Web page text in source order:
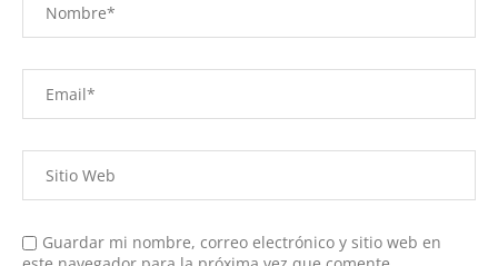
Guardar mi nombre, correo electrónico y sitio web en